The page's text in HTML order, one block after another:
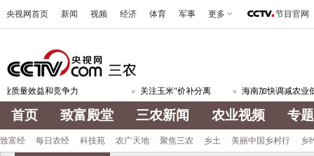
央视网首页 新闻 视频 经济 体育 军事 更多 节目官网
质量效益和竞争力 关注玉米“价补分离 海南加快调减农业低
首页 致富殿堂 三农新闻 农业视频 专题
致富经 每日农经 科技苑 农广天地 聚焦三农 乡土 美丽中国乡村行 乡